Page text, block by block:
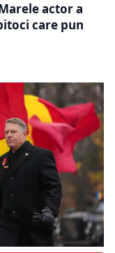
actor a
care pun